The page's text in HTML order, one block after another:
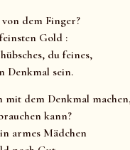
dem Finger?
Gold :
du feines,
Denkmal sein.
mit dem Denkmal
kann?
armes Mädchen